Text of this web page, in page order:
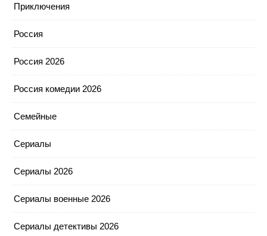
Приключения
Россия
Россия 2026
Россия комедии 2026
Семейные
Сериалы
Сериалы 2026
Сериалы военные 2026
Сериалы детективы 2026